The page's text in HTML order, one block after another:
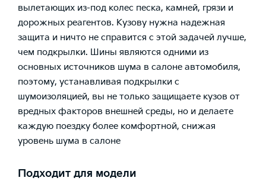
вылетающих из-под колес песка, камней, грязи и
дорожных реагентов. Кузову нужна надежная
защита и ничто не справится с этой задачей лучше,
чем подкрылки. Шины являются одними из
основных источников шума в салоне автомобиля,
поэтому, устанавливая подкрылки с
шумоизоляцией, вы не только защищаете кузов от
вредных факторов внешней среды, но и делаете
каждую поездку более комфортной, снижая
уровень шума в салоне
Подходит для модели